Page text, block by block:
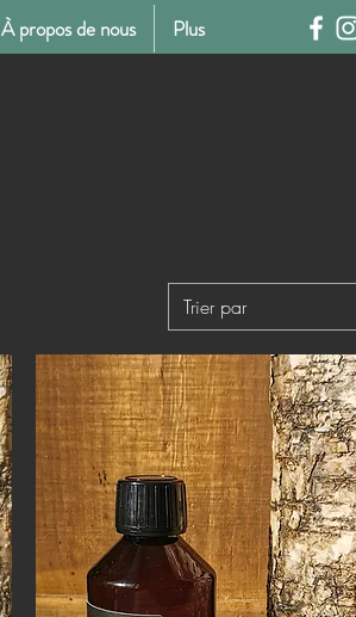
À propos de nous Plus
Trier par